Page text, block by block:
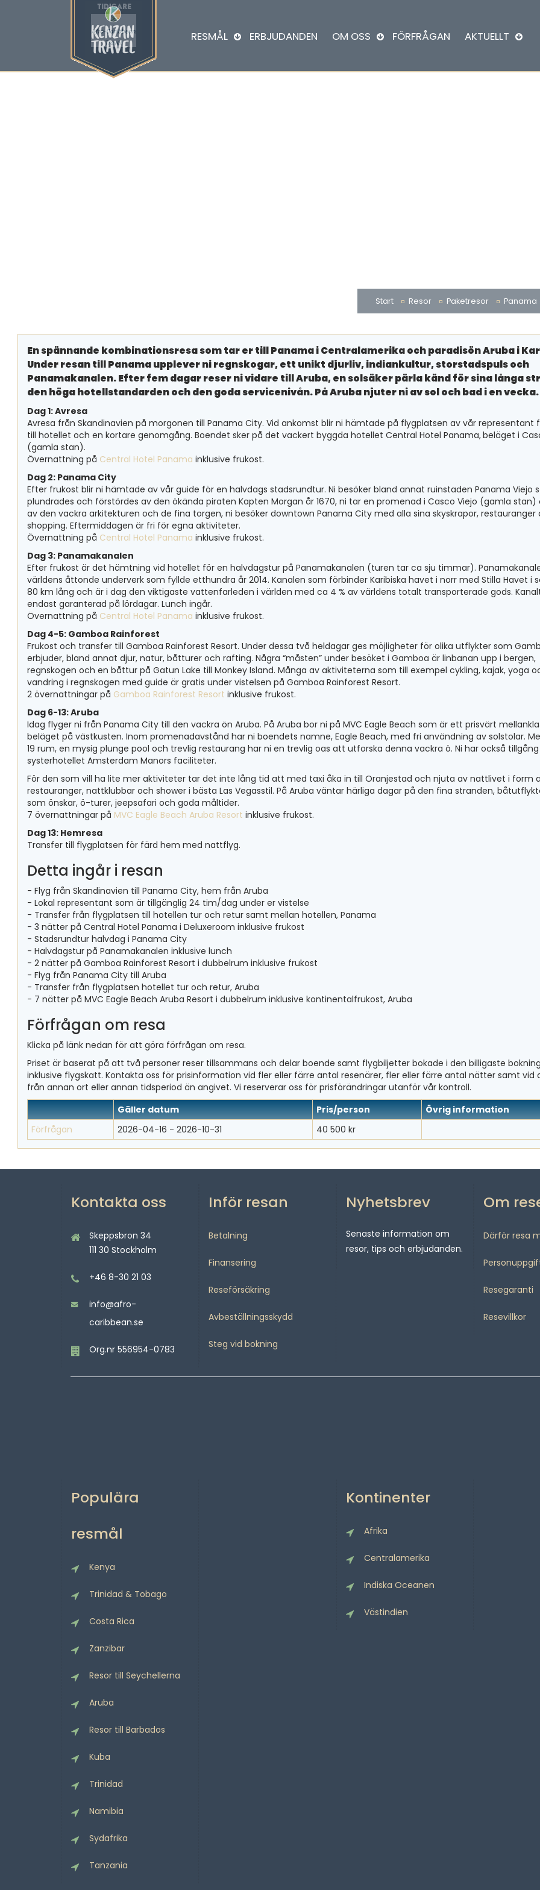
RESMÅL ERBJUDANDEN OM OSS FÖRFRÅGAN AKTUELLT
Start Resor Paketresor Panama
En spännande kombinationsresa som tar er till Panama i Centralamerika och paradisön Aruba i
Under resan till Panama upplever ni regnskogar, ett unikt djurliv, indiankultur, storstadspuls och
Panamakanalen. Efter fem dagar reser ni vidare till Aruba, en solsäker pärla känd för sina långa
den höga hotellstandarden och den goda servicenivån. På Aruba njuter ni av sol och bad i en vecka.
Dag 1: Avresa
Avresa från Skandinavien på morgonen till Panama City. Vid ankomst blir ni hämtade på flygplatsen av vår representant
till hotellet och en kortare genomgång. Boendet sker på det vackert byggda hotellet Central Hotel Panama,beläget i
(gamla stan).
Övernattning på Central Hotel Panama inklusive frukost.
Dag 2: Panama City
Efter frukost blir ni hämtade av vår guide för en halvdags stadsrundtur. Ni besöker bland annat ruinstaden Panama Viejo
plundrades och förstördes av den ökända piraten Kapten Morgan år 1670, ni tar en promenad i Casco Viejo (gamla
av den vackra arkitekturen och de fina torgen, ni besöker downtown Panama City med alla sina skyskrapor, restauranger
shopping. Eftermiddagen är fri för egna aktiviteter.
Övernattning på Central Hotel Panama inklusive frukost.
Dag 3: Panamakanalen
Efter frukost är det hämtning vid hotellet för en halvdagstur på Panamakanalen (turen tar ca sju timmar).
världens åttonde underverk som fyllde etthundra år 2014. Kanalen som förbinder Karibiska havet i norr med Stilla Havet i
80 km lång och är i dag den viktigaste vattenfarleden i världen med ca 4 % av världens totalt transporterade gods.
endast garanterad på lördagar. Lunch ingår.
Övernattning på Central Hotel Panama inklusive frukost.
Dag 4-5: Gamboa Rainforest
Frukost och transfer till Gamboa Rainforest Resort. Under dessa två heldagar ges möjligheter för olika utflykter som
erbjuder, bland annat djur, natur, båtturer och rafting. Några “måsten” under besöket i Gamboa är linbanan upp i bergen,
regnskogen och en båttur på Gatun Lake till Monkey Island. Många av aktiviteterna som till exempel cykling, kajak, yoga
vandring i regnskogen med guide är gratis under vistelsen på Gamboa Rainforest Resort.
2 övernattningar på Gamboa Rainforest Resort inklusive frukost.
Dag 6-13: Aruba
Idag flyger ni från Panama City till den vackra ön Aruba. På Aruba bor ni på MVC Eagle Beach som är ett prisvärt
beläget på västkusten. Inom promenadavstånd har ni boendets namne, Eagle Beach, med fri användning av solstolar.
19 rum, en mysig plunge pool och trevlig restaurang har ni en trevlig oas att utforska denna vackra ö. Ni har också
systerhotellet Amsterdam Manors faciliteter.
För den som vill ha lite mer aktiviteter tar det inte lång tid att med taxi åka in till Oranjestad och njuta av nattlivet i form
restauranger, nattklubbar och shower i bästa Las Vegasstil. På Aruba väntar härliga dagar på den fina stranden,
som önskar, ö-turer, jeepsafari och goda måltider.
7 övernattningar på MVC Eagle Beach Aruba Resort inklusive frukost.
Dag 13: Hemresa
Transfer till flygplatsen för färd hem med nattflyg.
Detta ingår i resan
- Flyg från Skandinavien till Panama City, hem från Aruba
- Lokal representant som är tillgänglig 24 tim/dag under er vistelse
- Transfer från flygplatsen till hotellen tur och retur samt mellan hotellen, Panama
- 3 nätter på Central Hotel Panama i Deluxeroom inklusive frukost
- Stadsrundtur halvdag i Panama City
- Halvdagstur på Panamakanalen inklusive lunch
- 2 nätter på Gamboa Rainforest Resort i dubbelrum inklusive frukost
- Flyg från Panama City till Aruba
- Transfer från flygplatsen hotellet tur och retur, Aruba
- 7 nätter på MVC Eagle Beach Aruba Resort i dubbelrum inklusive kontinentalfrukost, Aruba
Förfrågan om resa
Klicka på länk nedan för att göra förfrågan om resa.
Priset är baserat på att två personer reser tillsammans och delar boende samt flygbiljetter bokade i den billigaste
inklusive flygskatt. Kontakta oss för prisinformation vid fler eller färre antal resenärer, fler eller färre antal nätter samt vid
från annan ort eller annan tidsperiod än angivet. Vi reserverar oss för prisförändringar utanför vår kontroll.
Gäller datum
Pris/person
Övrig information
Förfrågan
2026-04-16 - 2026-10-31 40 500 kr
Kontakta oss
Skeppsbron 34
111 30 Stockholm
+46 8-30 21 03
info@afro-
caribbean.se
Org.nr 556954-0783
Inför resan
Betalning
Finansering
Reseförsäkring
Avbeställningsskydd
Steg vid bokning
Nyhetsbrev
Senaste information om
resor, tips och erbjudanden.
Om
Därför resa
Resegaranti
Resevillkor
Populära
resmål
Kenya
Trinidad & Tobago
Costa Rica
Zanzibar
Resor till Seychellerna
Aruba
Resor till Barbados
Kuba
Trinidad
Namibia
Sydafrika
Tanzania
Kontinenter
Afrika
Centralamerika
Indiska Oceanen
Västindien